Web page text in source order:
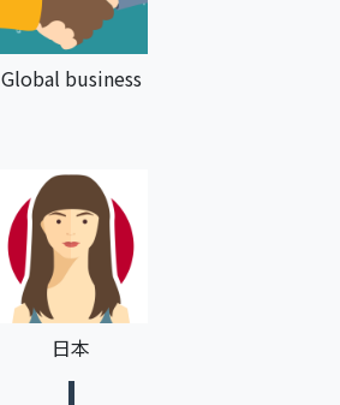
Global business
日本